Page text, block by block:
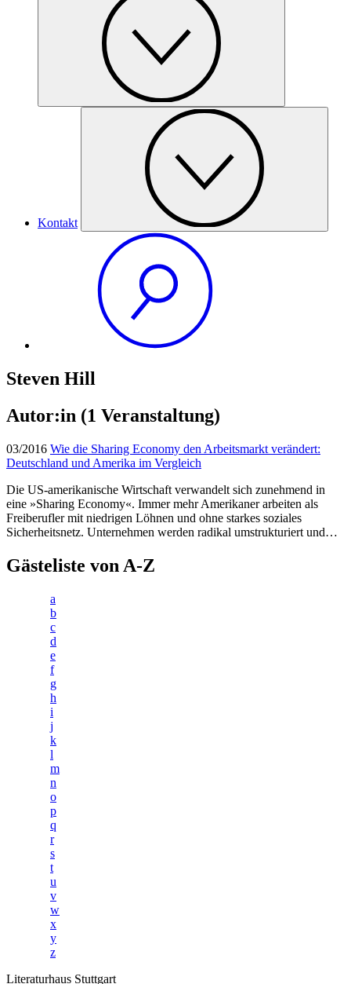
Kontakt
Steven Hill
Autor:in (1 Veranstaltung)
03/2016 Wie die Sharing Economy den Arbeitsmarkt verändert:
Deutschland und Amerika im Vergleich
Die US-amerikanische Wirtschaft verwandelt sich zunehmend in
eine »Sharing Economy«. Immer mehr Amerikaner arbeiten als
Freiberufler mit niedrigen Löhnen und ohne starkes soziales
Sicherheitsnetz. Unternehmen werden radikal umstrukturiert und…
Gästeliste von A-Z
a
b
c
d
e
f
g
h
i
j
k
l
m
n
o
p
q
r
s
t
u
v
w
x
y
z
Literaturhaus Stuttgart